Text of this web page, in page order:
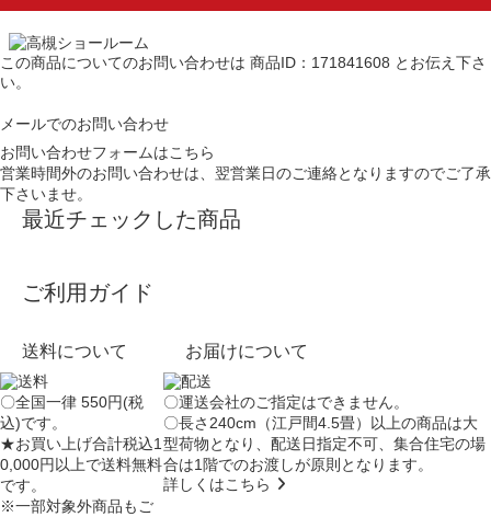
この商品についてのお問い合わせは 商品ID：171841608 とお伝え下さ
い。
メールでのお問い合わせ
お問い合わせフォームはこちら
営業時間外のお問い合わせは、翌営業日のご連絡となりますのでご了承
下さいませ。
最近チェックした商品
ご利用ガイド
送料について
〇全国一律 550円(税
込)です。
★お買い上げ合計税込1
0,000円以上で送料無料
です。
※一部対象外商品もご
お届けについて
〇運送会社のご指定はできません。
〇長さ240cm（江戸間4.5畳）以上の商品は大
型荷物となり、配送日指定不可、集合住宅の場
合は1階でのお渡しが原則となります。
詳しくはこちら